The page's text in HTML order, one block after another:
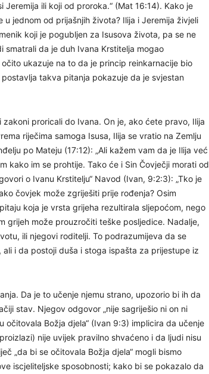
ili koji od proroka.“ (Mat 16:14). Kako je
jednom od prijašnjih života? Ilija i Jeremija živjeli
koji je pogubljen za Isusova života, pa se ne
smatrali da je duh Ivana Krstitelja mogao
ukazuje na to da je princip reinkarnacije bio
takva pitanja pokazuje da je svjestan
proricali do Ivana. On je, ako ćete pravo, Ilija
riječima samoga Isusa, Ilija se vratio na Zemlju
po Mateju (17:12): „Ali kažem vam da je Ilija već
kako im se prohtije. Tako će i Sin Čovječji morati od
o Ivanu Krstitelju“ Navod (Ivan, 9:2:3): „Tko je
čovjek može zgriješiti prije rođenja? Osim
koja je vrsta grijeha rezultirala sljepoćom, nego
grijeh može prouzročiti teške posljedice. Nadalje,
ili njegovi roditelji. To podrazumijeva da se
i da postoji duša i stoga ispašta za prijestupe iz
Da je to učenje njemu strano, upozorio bi ih da
stav. Njegov odgovor „nije sagriješio ni on ni
očitovala Božja djela“ (Ivan 9:3) implicira da učenje
nije uvijek pravilno shvaćeno i da ljudi nisu
„da bi se očitovala Božja djela“ mogli bismo
iscjeliteljske sposobnosti; kako bi se pokazalo da